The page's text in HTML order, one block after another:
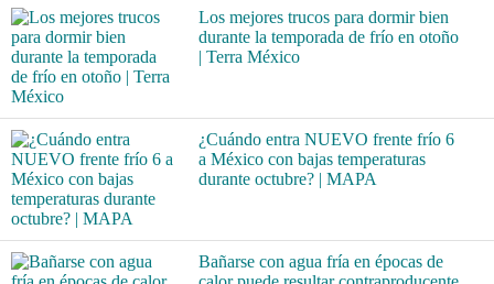
Los mejores trucos para dormir bien
durante la temporada de frío en otoño
| Terra México
¿Cuándo entra NUEVO frente frío 6
a México con bajas temperaturas
durante octubre? | MAPA
Bañarse con agua fría en épocas de